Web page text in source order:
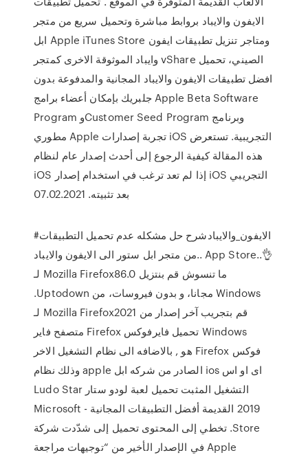
الايفون والايباد بروابط مباشرة وتحميل سريع من متجر
ابل Apple iTunes Store ومتاجر تنزيل تطبيقات ايفون
وايباد الموثوقة الاخرى كمتجر vShare الصيني، تحميل
افضل تطبيقات الايفون والايباد المجانية والمدفوعة بدون
جلبريك بإمكان أعضاء برامج Apple Beta Software
Program وCustomer Seed Program وبرنامج
مطوري Apple تجربة إصدارات iOS التجريبية. تستعرض
هذه المقالة كيفية الرجوع إلى أحدث إصدار عام لنظام
iOS إذا لم تعد ترغب في استخدام إصدار iOS التجريبي
بعد تثبيته. 07.02.2021
#الايفون_والايبادشرح حل مشكله عدم تحميل التطبيقات
من متجر ابل ستور الى الايفون والايباد.. App Store..👌
ما تنسوش ‫قم بنتزيل Mozilla Firefox86.0 لـ
Windows مجانا، و بدون فيروسات، من Uptodown.
قم بتجريب آخر إصدار من Mozilla Firefox2021 لـ
Windows تحميل فايرفوكس Firefox متصفح فاير
فوكس Firefox هو , بالاضافه الى نظام التشغيل الاخر
اى او اس ios الصادر من شركه ابل apple وذلك نظام
التشغيل المثبت تحميل لعبة لودو ستار Ludo Star
2019 القديمة أفضل التطبيقات المجانية - Microsoft
Store. تخطي إلى المحتوى تحميل إلى شدّدت شركة
Apple في الإصدار الأخير من “توجيهات مراجعة